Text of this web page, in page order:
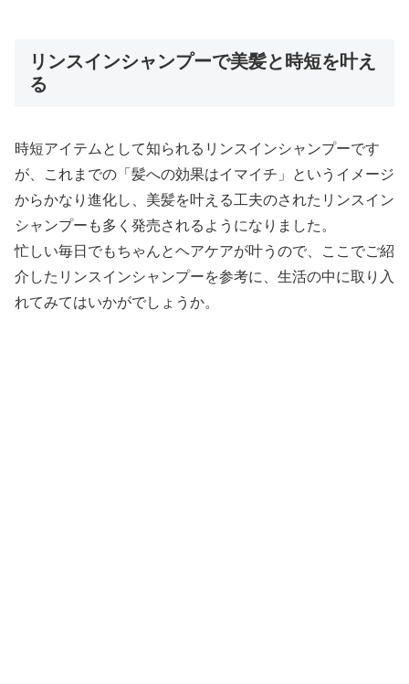
リンスインシャンプーで美髪と時短を叶え
る
時短アイテムとして知られるリンスインシャンプーです
が、これまでの「髪への効果はイマイチ」というイメージ
からかなり進化し、美髪を叶える工夫のされたリンスイン
シャンプーも多く発売されるようになりました。
忙しい毎日でもちゃんとヘアケアが叶うので、ここでご紹
介したリンスインシャンプーを参考に、生活の中に取り入
れてみてはいかがでしょうか。